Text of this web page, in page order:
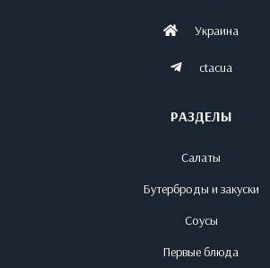
Украина
ctacua
РАЗДЕЛЫ
Салаты
Бутерброды и закуски
Соусы
Первые блюда